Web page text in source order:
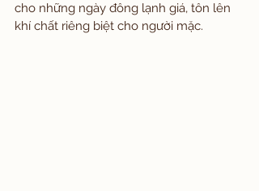
cho những ngày đông lạnh giá, tôn lên
khí chất riêng biệt cho người mặc.